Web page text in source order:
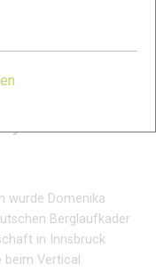
erfolgreichste
wurde Domenika
Berglaufkader
in Innsbruck
Vertical